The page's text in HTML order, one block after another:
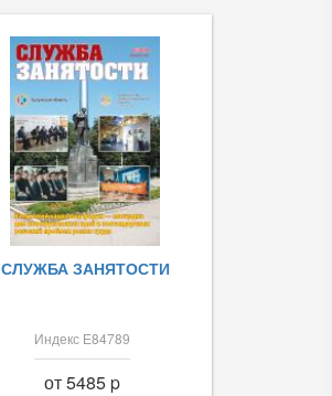
СЛУЖБА ЗАНЯТОСТИ
Индекс Е84789
от 5485 p